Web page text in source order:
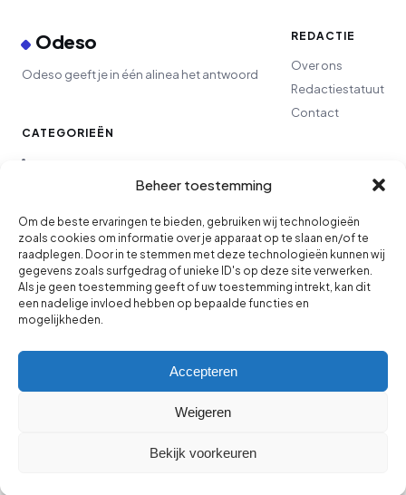
Beheer toestemming
Om de beste ervaringen te bieden, gebruiken wij technologieën
zoals cookies om informatie over je apparaat op te slaan en/of te
raadplegen. Door in te stemmen met deze technologieën kunnen wij
gegevens zoals surfgedrag of unieke ID's op deze site verwerken.
Als je geen toestemming geeft of uw toestemming intrekt, kan dit
een nadelige invloed hebben op bepaalde functies en
mogelijkheden.
Accepteren
Weigeren
Bekijk voorkeuren
Odeso
Odeso geeft je in één alinea het antwoord
REDACTIE
Over ons
Redactiestatuut
Contact
CATEGORIEËN
Finance
Ondernemen
Wonen
Tech
© 2026 Odeso. Onafhankelijke redactie.